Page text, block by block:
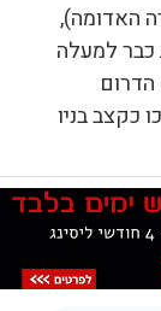
האדומה),
כבר למעלה
כקצב בניו